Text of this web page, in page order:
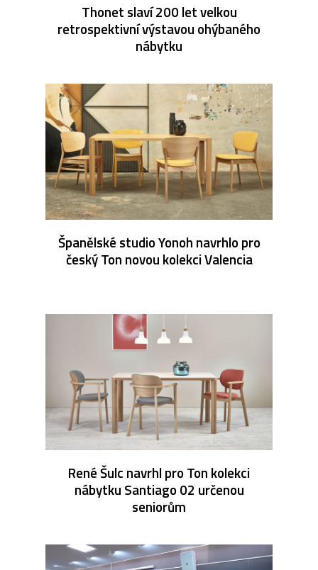
Thonet slaví 200 let velkou
retrospektivní výstavou ohýbaného
nábytku
Španělské studio Yonoh navrhlo pro
český Ton novou kolekci Valencia
René Šulc navrhl pro Ton kolekci
nábytku Santiago 02 určenou
seniorům